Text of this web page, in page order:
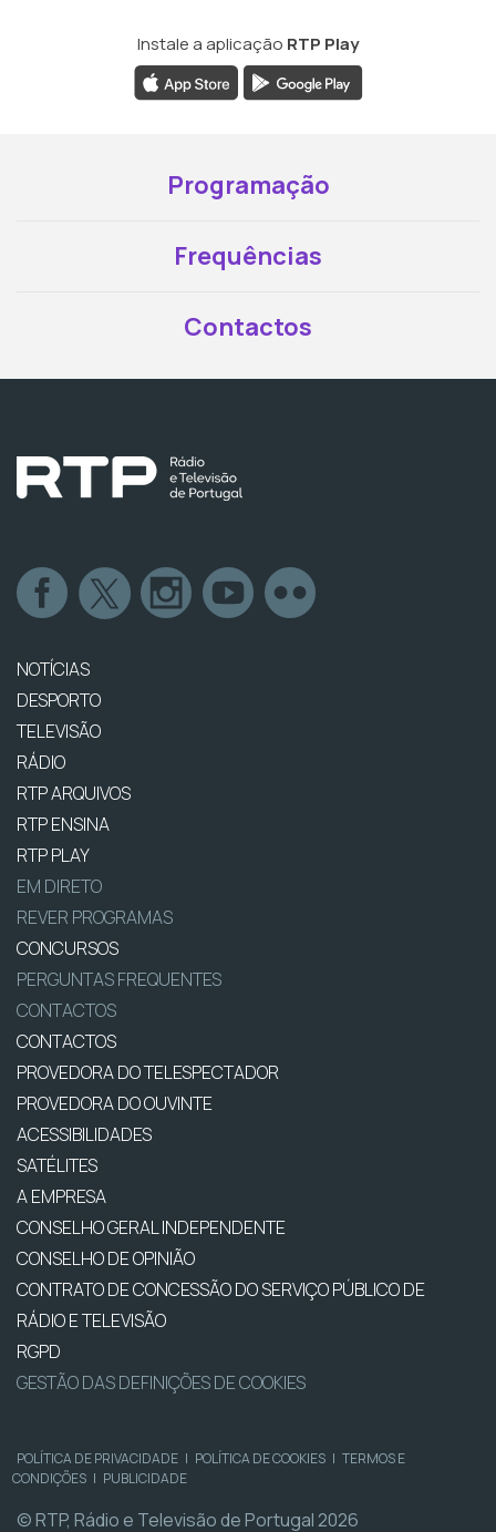
Instale a aplicação RTP Play
Programação
Frequências
Contactos
NOTÍCIAS
DESPORTO
TELEVISÃO
RÁDIO
RTP ARQUIVOS
RTP ENSINA
RTP PLAY
EM DIRETO
REVER PROGRAMAS
CONCURSOS
PERGUNTAS FREQUENTES
CONTACTOS
CONTACTOS
PROVEDORA DO TELESPECTADOR
PROVEDORA DO OUVINTE
ACESSIBILIDADES
SATÉLITES
A EMPRESA
CONSELHO GERAL INDEPENDENTE
CONSELHO DE OPINIÃO
CONTRATO DE CONCESSÃO DO SERVIÇO PÚBLICO DE
RÁDIO E TELEVISÃO
RGPD
GESTÃO DAS DEFINIÇÕES DE COOKIES
POLÍTICA DE PRIVACIDADE | POLÍTICA DE COOKIES | TERMOS E
CONDIÇÕES | PUBLICIDADE
© RTP, Rádio e Televisão de Portugal 2026